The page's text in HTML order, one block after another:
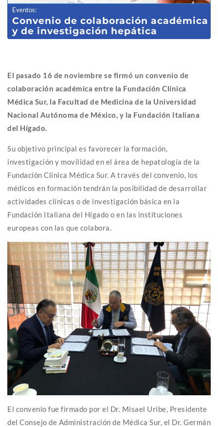
Eventos:
Convenio de colaboración académica
y de investigación hepática
El pasado 16 de noviembre se firmó un convenio de
colaboración académica entre la Fundación Clínica
Médica Sur, la Facultad de Medicina de la Universidad
Nacional Autónoma de México, y la Fundación Italiana
del Hígado.
Su objetivo principal es favorecer la formación,
investigación y movilidad en el área de hepatología de la
Fundación Clínica Médica Sur. A través del convenio, los
médicos en formación tendrán la posibilidad de desarrollar
actividades clínicas o de investigación básica en la
Fundación Italiana del Hígado o en las instituciones
europeas con las que colabora.
El convenio fue firmado por el Dr. Misael Uribe, Presidente
del Consejo de Administración de Médica Sur, el Dr. Germán